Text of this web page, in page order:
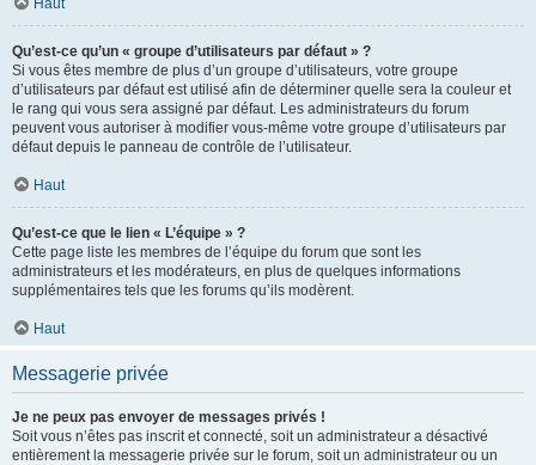
Haut
Qu’est-ce qu’un « groupe d’utilisateurs par défaut » ?
Si vous êtes membre de plus d’un groupe d’utilisateurs, votre groupe
d’utilisateurs par défaut est utilisé afin de déterminer quelle sera la couleur et
le rang qui vous sera assigné par défaut. Les administrateurs du forum
peuvent vous autoriser à modifier vous-même votre groupe d’utilisateurs par
défaut depuis le panneau de contrôle de l’utilisateur.
Haut
Qu’est-ce que le lien « L’équipe » ?
Cette page liste les membres de l’équipe du forum que sont les
administrateurs et les modérateurs, en plus de quelques informations
supplémentaires tels que les forums qu’ils modèrent.
Haut
Messagerie privée
Je ne peux pas envoyer de messages privés !
Soit vous n’êtes pas inscrit et connecté, soit un administrateur a désactivé
entièrement la messagerie privée sur le forum, soit un administrateur ou un